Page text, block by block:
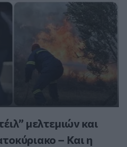
μελτεμιών και
– Και η